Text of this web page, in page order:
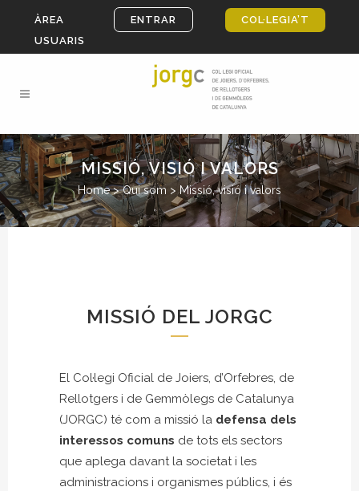
ÀREA
USUARIS
ENTRAR COL·LEGIA’T
MISSIÓ, VISIÓ I VALORS
Home>Qui som >Missió, visió i valors
MISSIÓ DEL JORGC
El Col·legi Oficial de Joiers, d’Orfebres, de
Rellotgers i de Gemmòlegs de Catalunya
(JORGC) té com a missió la defensa dels
interessos comuns de tots els sectors
que aplega davant la societat i les
administracions i organismes públics, i és